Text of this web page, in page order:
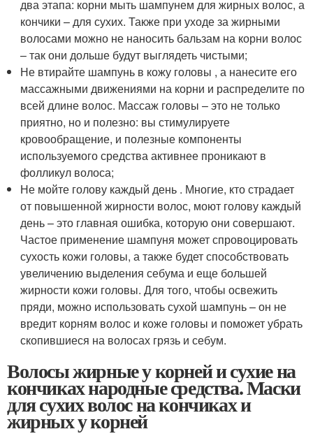
два этапа: корни мыть шампунем для жирных волос, а
кончики – для сухих. Также при уходе за жирными
волосами можно не наносить бальзам на корни волос
– так они дольше будут выглядеть чистыми;
Не втирайте шампунь в кожу головы , а нанесите его
массажными движениями на корни и распределите по
всей длине волос. Массаж головы – это не только
приятно, но и полезно: вы стимулируете
кровообращение, и полезные компоненты
используемого средства активнее проникают в
фолликул волоса;
Не мойте голову каждый день . Многие, кто страдает
от повышенной жирности волос, моют голову каждый
день – это главная ошибка, которую они совершают.
Частое применение шампуня может спровоцировать
сухость кожи головы, а также будет способствовать
увеличению выделения себума и еще большей
жирности кожи головы. Для того, чтобы освежить
пряди, можно использовать сухой шампунь – он не
вредит корням волос и коже головы и поможет убрать
скопившиеся на волосах грязь и себум.
Волосы жирные у корней и сухие на
кончиках народные средства. Маски
для сухих волос на кончиках и
жирных у корней